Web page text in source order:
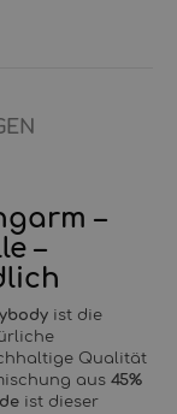
–
–
ist die
Qualität
aus 45%
ist dieser